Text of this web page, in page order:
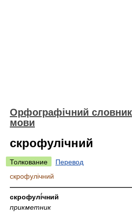
Орфографічний словник
мови
скрофулічний
Толкование
Перевод
скрофулічний
скрофулі́чний
прикметник